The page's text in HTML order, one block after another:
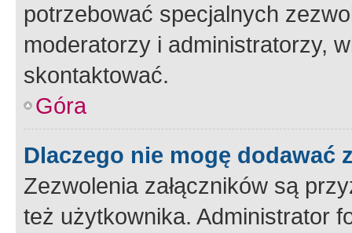
potrzebować specjalnych
moderatorzy i administratorzy,
skontaktować.
Góra
Dlaczego nie mogę dodawać
Zezwolenia załączników są
też użytkownika. Administrator